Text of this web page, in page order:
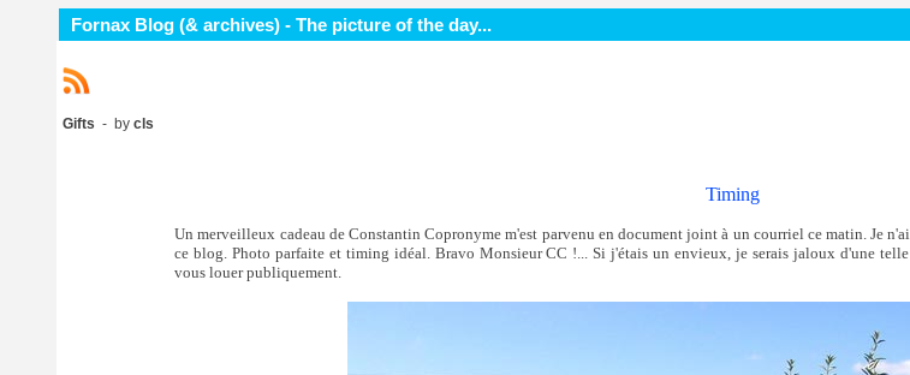
Fornax Blog (& archives) - The picture of the day...
Gifts - by cls
Timing
Un merveilleux cadeau de Constantin Copronyme m'est parvenu en document joint à un courriel ce matin. Je
ce blog. Photo parfaite et timing idéal. Bravo Monsieur CC !... Si j'étais un envieux, je serais jaloux d'une
vous louer publiquement.